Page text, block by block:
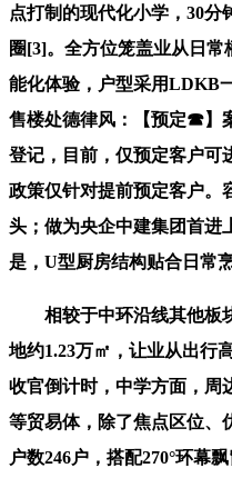
点打制的现代化小学，30
圈[3]。全方位笼盖业从日
能化体验，户型采用LDKB
售楼处德律风：【预定☎】
登记，目前，仅预定客户可
政策仅针对提前预定客户。
头；做为央企中建集团首进
是，U型厨房结构贴合日常
相较于中环沿线其他板
地约1.23万㎡，让业从出行
收官倒计时，中学方面，周
等贸易体，除了焦点区位、
户数246户，搭配270°环幕